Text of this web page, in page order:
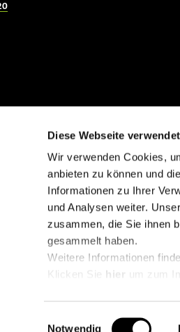
Diese Webseite
Wir verwenden Cookies,
anbieten zu können und
Informationen zu Ihrer
und Analysen weiter.
zusammen, die Sie ihnen
gesammelt haben.
Weitere Informationen
hier um zum
Einwilligungsauswahl
Notwendig